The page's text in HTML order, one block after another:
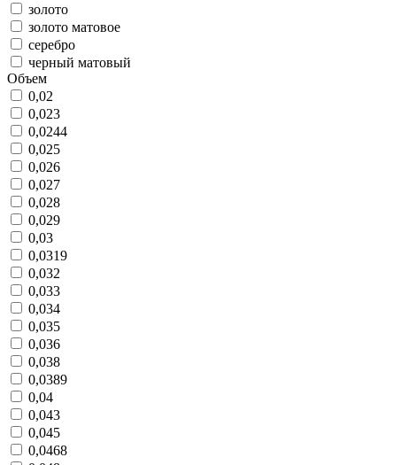
золото
золото матовое
серебро
черный матовый
Объем
0,02
0,023
0,0244
0,025
0,026
0,027
0,028
0,029
0,03
0,0319
0,032
0,033
0,034
0,035
0,036
0,038
0,0389
0,04
0,043
0,045
0,0468